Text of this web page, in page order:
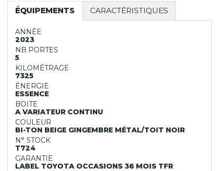
ÉQUIPEMENTS CARACTÉRISTIQUES
ANNÉE
2023
NB PORTES
5
KILOMÉTRAGE
7325
ÉNERGIE
ESSENCE
BOITE
A VARIATEUR CONTINU
COULEUR
BI-TON BEIGE GINGEMBRE MÉTAL/TOIT NOIR
N° STOCK
T724
GARANTIE
LABEL TOYOTA OCCASIONS 36 MOIS TFR